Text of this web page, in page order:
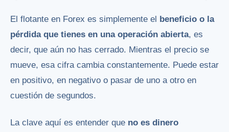
El flotante en Forex es simplemente el beneficio o la
pérdida que tienes en una operación abierta, es
decir, que aún no has cerrado. Mientras el precio se
mueve, esa cifra cambia constantemente. Puede estar
en positivo, en negativo o pasar de uno a otro en
cuestión de segundos.
La clave aquí es entender que no es dinero